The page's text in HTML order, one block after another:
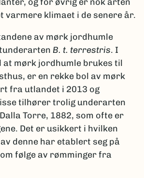
varmere klimaet i de senere år.
av mørk jordhumle
B. t. terrestris. I
at mørk jordhumle brukes til
er en rekke bol av mørk
fra utlandet i 2013 og
tilhører trolig underarten
Dalla Torre, 1882, som ofte er
Det er usikkert i hvilken
denne har etablert seg på
følge av rømminger fra